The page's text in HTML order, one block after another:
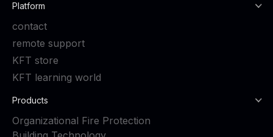
Platform
contact
remote support
KFT store
KFT learning world
Products
Organizational Fire Protection